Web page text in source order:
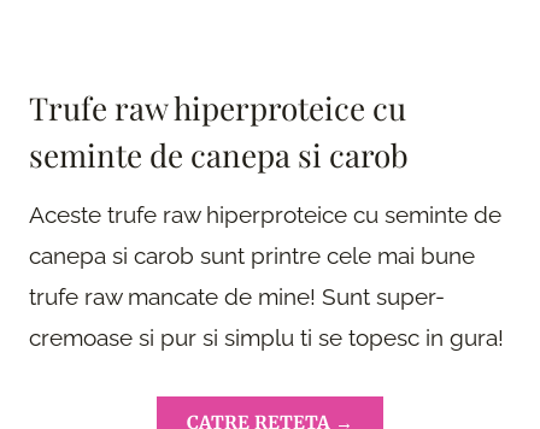
Trufe raw hiperproteice cu
seminte de canepa si carob
Aceste trufe raw hiperproteice cu seminte de
canepa si carob sunt printre cele mai bune
trufe raw mancate de mine! Sunt super-
cremoase si pur si simplu ti se topesc in gura!
CATRE RETETA →